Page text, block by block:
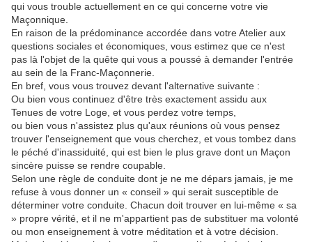
qui vous trouble actuellement en ce qui concerne votre vie
Maçonnique.
En raison de la prédominance accordée dans votre Atelier aux
questions sociales et économiques, vous estimez que ce n'est
pas là l'objet de la quête qui vous a poussé à demander l'entrée
au sein de la Franc-Maçonnerie.
En bref, vous vous trouvez devant l'alternative suivante :
Ou bien vous continuez d'être très exactement assidu aux
Tenues de votre Loge, et vous perdez votre temps,
ou bien vous n'assistez plus qu'aux réunions où vous pensez
trouver l'enseignement que vous cherchez, et vous tombez dans
le péché d'inassiduité, qui est bien le plus grave dont un Maçon
sincère puisse se rendre coupable.
Selon une règle de conduite dont je ne me dépars jamais, je me
refuse à vous donner un « conseil » qui serait susceptible de
déterminer votre conduite. Chacun doit trouver en lui-même « sa
» propre vérité, et il ne m'appartient pas de substituer ma volonté
ou mon enseignement à votre méditation et à votre décision.